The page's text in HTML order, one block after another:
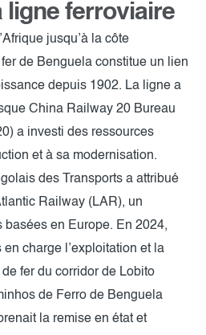
ligne ferroviaire
jusqu’à la côte
de Benguela constitue un lien
depuis 1902. La ligne a
China Railway 20 Bureau
a investi des ressources
et à sa modernisation.
des Transports a attribué
Railway (LAR), un
basées en Europe. En 2024,
charge l’exploitation et la
fer du corridor de Lobito
de Ferro de Benguela
la remise en état et